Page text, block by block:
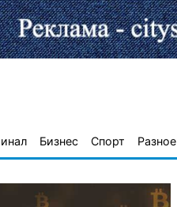
Бизнес Спорт Разное